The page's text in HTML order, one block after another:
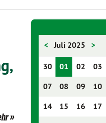
< Juli 2025 >
30 01 02 03
07
08 09 10
14
15 16 17